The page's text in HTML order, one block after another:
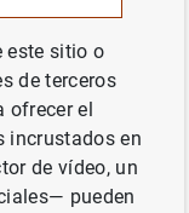
valores de la
(342 KB
este sitio o
de terceros
ofrecer el
incrustados en
de vídeo, un
pueden